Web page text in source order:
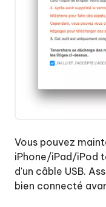
Vous pouvez
iPhone/iPad/iPod
d'un câble USB.
bien connecté